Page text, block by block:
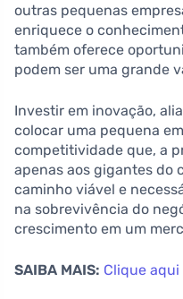
outras pequenas
enriquece o
também oferece
podem ser uma grande
Investir em inovação,
colocar uma pequena
competitividade que, a
apenas aos gigantes do
caminho viável e
na sobrevivência do
crescimento em um
SAIBA MAIS: Clique